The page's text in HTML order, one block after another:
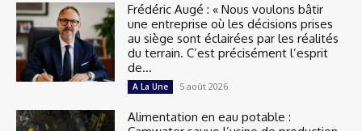
Frédéric Augé : « Nous voulons bâtir
une entreprise où les décisions prises
au siège sont éclairées par les réalités
du terrain. C’est précisément l’esprit
de...
A La Une 5 août 2026
Alimentation en eau potable :